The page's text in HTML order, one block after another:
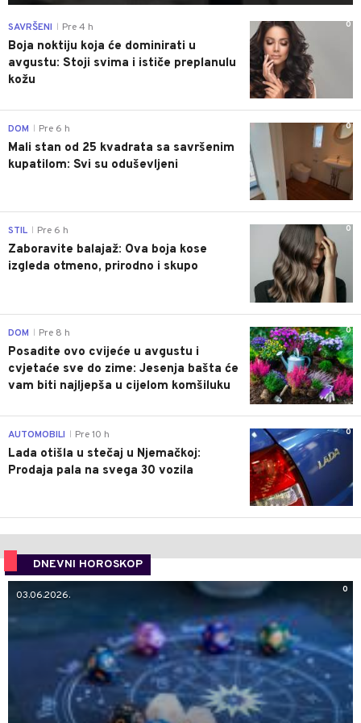
0
SAVRŠENI Pre 4 h
Boja noktiju koja će dominirati u
avgustu: Stoji svima i ističe preplanulu
kožu
0
DOM Pre 6 h
Mali stan od 25 kvadrata sa savršenim
kupatilom: Svi su oduševljeni
0
STIL Pre 6 h
Zaboravite balajaž: Ova boja kose
izgleda otmeno, prirodno i skupo
0
DOM Pre 8 h
Posadite ovo cvijeće u avgustu i
cvjetaće sve do zime: Jesenja bašta će
vam biti najljepša u cijelom komšiluku
0
AUTOMOBILI Pre 10 h
Lada otišla u stečaj u Njemačkoj:
Prodaja pala na svega 30 vozila
DNEVNI HOROSKOP
0
03.06.2026.